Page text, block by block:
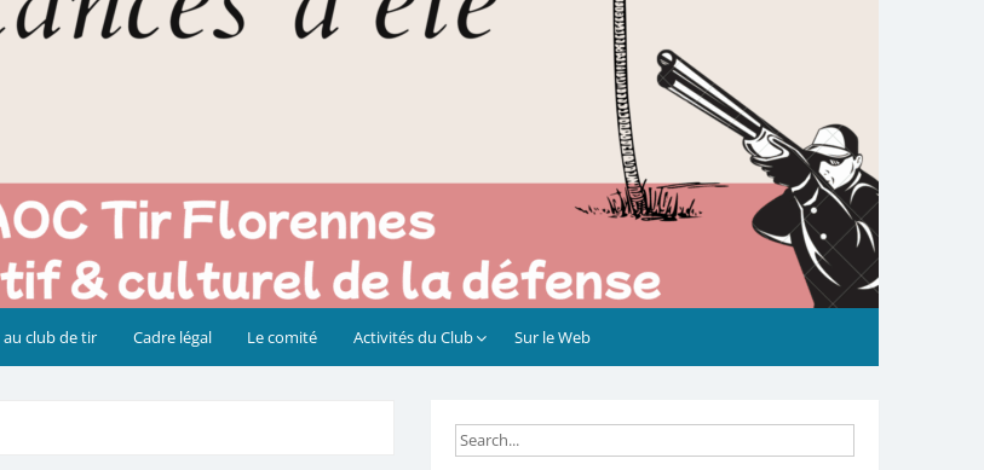
club de tir Cadre légal Le comité Activités du Club Sur le Web